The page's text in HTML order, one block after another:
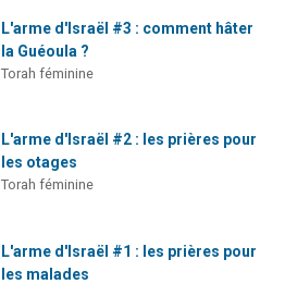
L'arme d'Israël #3 : comment hâter
la Guéoula ?
Torah féminine
L'arme d'Israël #2 : les prières pour
les otages
Torah féminine
L'arme d'Israël #1 : les prières pour
les malades